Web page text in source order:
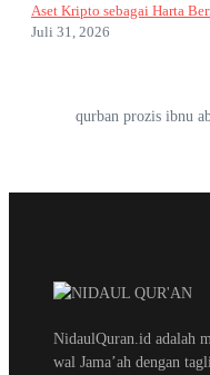
Aset Kripto sebagai Harta
Juli 31, 2026
qurban prozis ibnu
NidaulQuran.id adalah
wal Jama’ah dengan